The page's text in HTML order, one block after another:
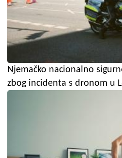
Njemačko nacionalno
zbog incidenta s dronom u